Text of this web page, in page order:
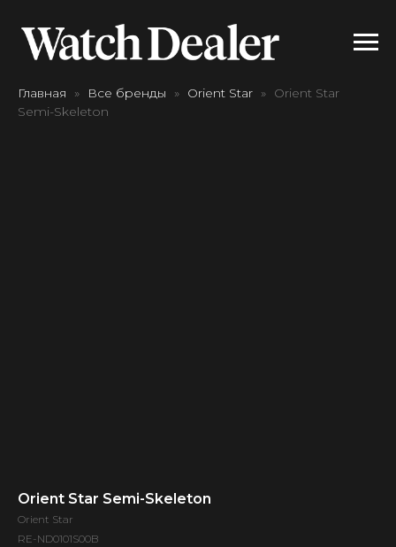
Главная Все бренды Orient Star
Orient Star
Semi-Skeleton
Orient Star Semi-Skeleton
Orient Star
RE-ND0101S00B